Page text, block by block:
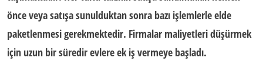
önce veya satışa sunulduktan sonra bazı işlemlerle elde
paketlenmesi gerekmektedir. Firmalar maliyetleri düşürmek
için uzun bir süredir evlere ek iş vermeye başladı.